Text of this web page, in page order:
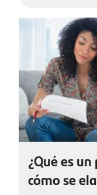
¿Qué es
cómo se